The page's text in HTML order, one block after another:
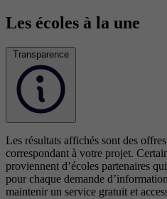
Les écoles à la une
Transparence
Les résultats affichés sont des
correspondant à votre projet.
proviennent d’écoles partenaires
pour chaque demande
maintenir un service gratuit et